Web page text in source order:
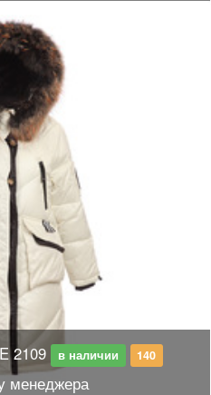
2109 в наличии 140
менеджера